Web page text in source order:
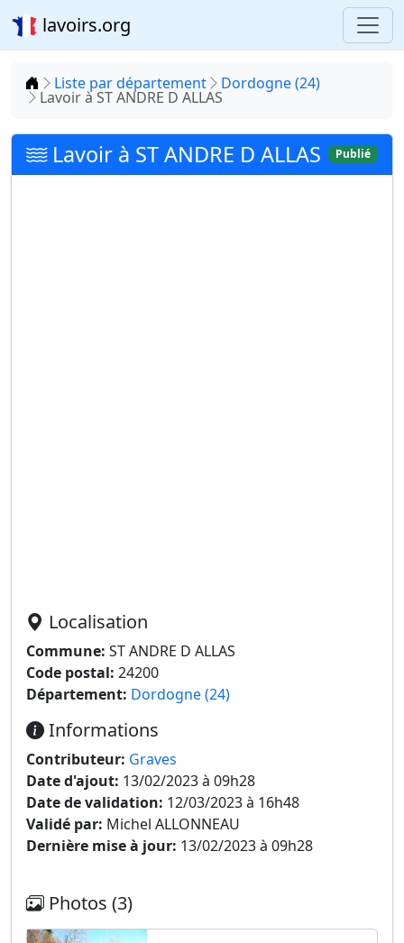
lavoirs.org
Accueil
Liste par département Dordogne (24)
Lavoir à ST ANDRE D ALLAS
Lavoir à ST ANDRE D ALLAS Publié
Localisation
Commune: ST ANDRE D ALLAS
Code postal: 24200
Département: Dordogne (24)
Informations
Contributeur: Graves
Date d'ajout: 13/02/2023 à 09h28
Date de validation: 12/03/2023 à 16h48
Validé par: Michel ALLONNEAU
Dernière mise à jour: 13/02/2023 à 09h28
Photos (3)